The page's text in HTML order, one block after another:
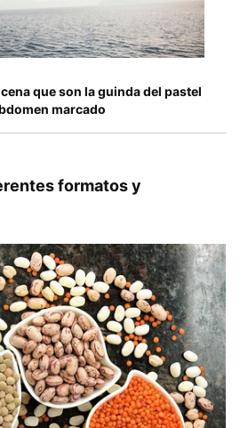
que son la guinda del pastel
marcado
formatos y